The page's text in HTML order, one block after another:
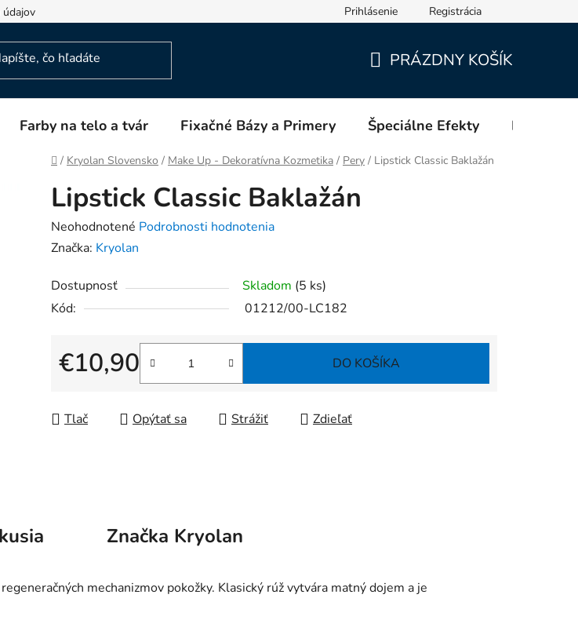
údajov Prihlásenie Registrácia
KOŠÍK
PRÁZDNY KOŠÍK
Farby na telo a tvár Fixačné Bázy a Primery Špeciálne Efekty Blog
Domov
/ Kryolan Slovensko / Make Up - Dekoratívna Kozmetika / Pery / Lipstick Classic Baklažán
Lipstick Classic Baklažán
Priemerné
hodnotenie
je
0,0
hviezdičiek.
Neohodnotené Podrobnosti hodnotenia
Značka: Kryolan
Dostupnosť Skladom (5 ks)
Kód:
01212/00-LC182
€10,90
Jednotková cena:
DO KOŠÍKA
Tlač Opýtať sa Strážiť Zdieľať
Značka Kryolan
mechanizmov pokožky. Klasický rúž vytvára matný dojem a je